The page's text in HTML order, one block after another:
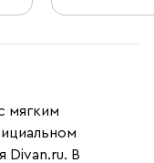
мягким
Divan.ru. В